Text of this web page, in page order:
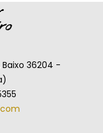
Baixo 36204 -